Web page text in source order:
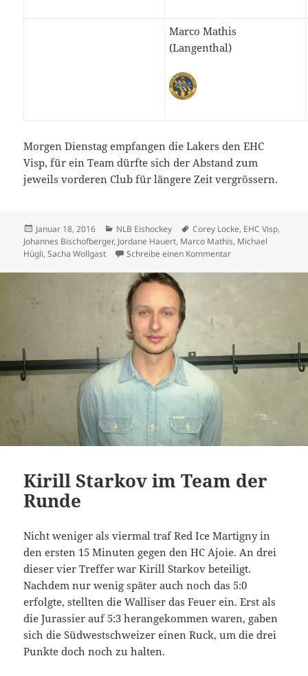
Marco Mathis
(Langenthal)
Morgen Dienstag empfangen die Lakers den EHC
Visp, für ein Team dürfte sich der Abstand zum
jeweils vorderen Club für längere Zeit vergrössern.
Veröffentlicht
am
Januar 18, 2016 Kategorien
NLB Eishockey Schlagwörter
Corey Locke, EHC Visp,
Johannes Bischofberger, Jordane Hauert, Marco Mathis, Michael
Hügli,Sacha Wollgast Schreibe einen Kommentarzu Sacha Wollgast
Kirill Starkov im Team der
Runde
Nicht weniger als viermal traf Red Ice Martigny in
den ersten 15 Minuten gegen den HC Ajoie. An drei
dieser vier Treffer war Kirill Starkov beteiligt.
Nachdem nur wenig später auch noch das 5:0
erfolgte, stellten die Walliser das Feuer ein. Erst als
die Jurassier auf 5:3 herangekommen waren, gaben
sich die Südwestschweizer einen Ruck, um die drei
Punkte doch noch zu halten.